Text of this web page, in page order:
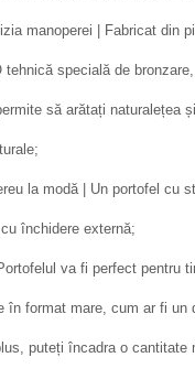
manoperei | Fabricat din
specială de
să arătați naturalețea
la modă | Un portofel cu
închidere externă;
va fi perfect pentru
în format mare, cum ar fi un
puteți încadra o cantitate